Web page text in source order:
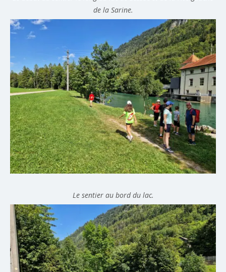
de la Sarine.
Le sentier au bord du lac.